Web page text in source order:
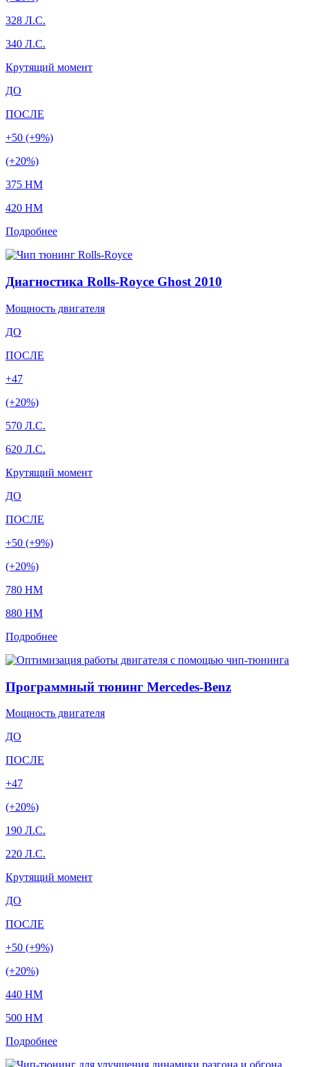
328 Л.С.
340 Л.С.
Крутящий момент
ДО
ПОСЛЕ
+50 (+9%)
(+20%)
375 HM
420 HM
Подробнее
Диагностика Rolls-Royce Ghost 2010
Мощность двигателя
ДО
ПОСЛЕ
+47
(+20%)
570 Л.С.
620 Л.С.
Крутящий момент
ДО
ПОСЛЕ
+50 (+9%)
(+20%)
780 HM
880 HM
Подробнее
Программный тюнинг Mercedes-Benz
Мощность двигателя
ДО
ПОСЛЕ
+47
(+20%)
190 Л.С.
220 Л.С.
Крутящий момент
ДО
ПОСЛЕ
+50 (+9%)
(+20%)
440 HM
500 HM
Подробнее